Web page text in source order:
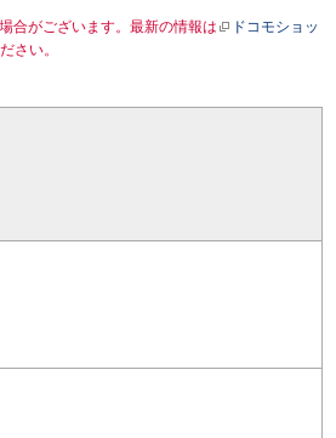
合がございます。最新の情報は
ドコモショッ
さい。